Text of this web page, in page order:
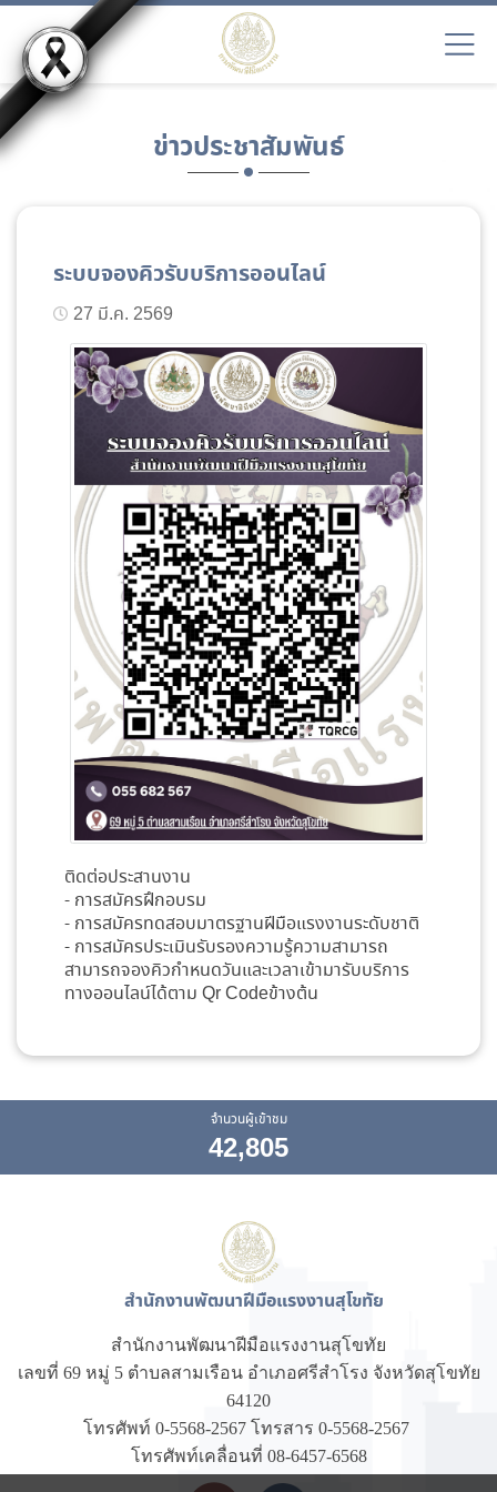
ข่าวประชาสัมพันธ์
ระบบจองคิวรับบริการออนไลน์
27 มี.ค. 2569
ติดต่อประสานงาน
- การสมัครฝึกอบรม
- การสมัครทดสอบมาตรฐานฝีมือแรงงานระดับชาติ
- การสมัครประเมินรับรองความรู้ความสามารถ
สามารถจองคิวกำหนดวันและเวลาเข้ามารับบริการ
ทางออนไลน์ได้ตาม Qr Codeข้างต้น
จำนวนผู้เข้าชม
42,805
สำนักงานพัฒนาฝีมือแรงงานสุโขทัย
สำนักงานพัฒนาฝีมือแรงงานสุโขทัย
เลขที่ 69 หมู่ 5 ตำบลสามเรือน อำเภอศรีสำโรง จังหวัดสุโขทัย
64120
โทรศัพท์ 0-5568-2567 โทรสาร 0-5568-2567
โทรศัพท์เคลื่อนที่ 08-6457-6568